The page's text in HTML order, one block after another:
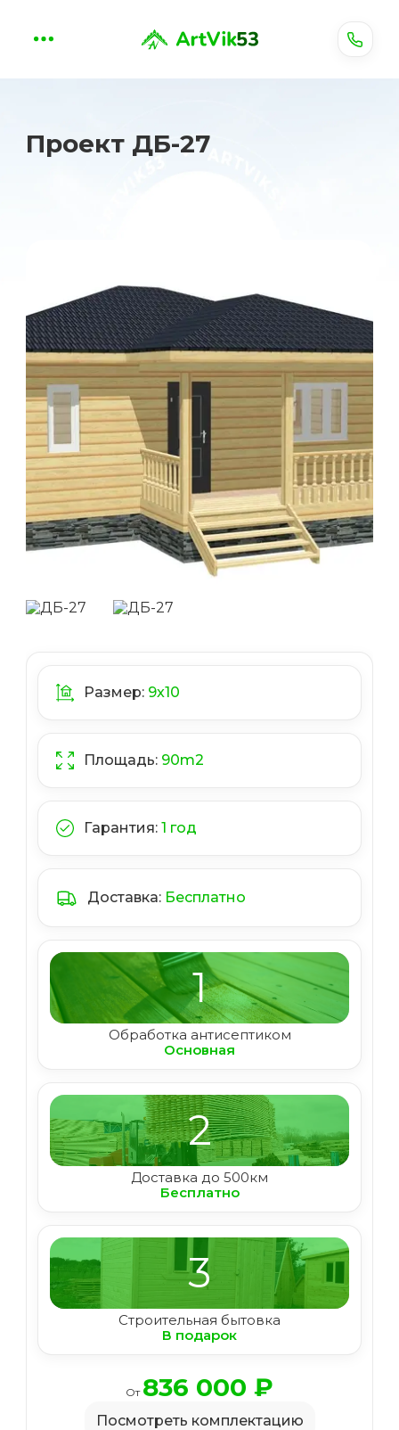
Проект ДБ-27
Размер: 9x10
Площадь: 90m2
Гарантия: 1 год
Доставка: Бесплатно
1
Обработка антисептиком
Основная
2
Доставка до 500км
Бесплатно
3
Строительная бытовка
В подарок
От 836 000 ₽
Посмотреть комплектацию